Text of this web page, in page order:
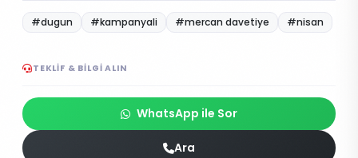
#dugun #kampanyali #mercan davetiye #nisan
TEKLIF & BILGI ALIN
WhatsApp ile Sor
Ara